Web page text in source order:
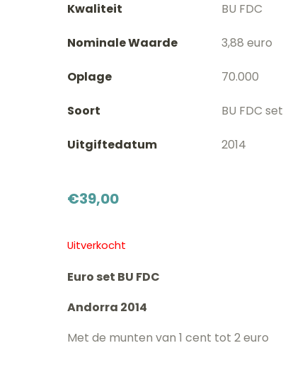
Kwaliteit BU FDC
Nominale Waarde 3,88 euro
Oplage 70.000
Soort BU FDC set
Uitgiftedatum 2014
€39,00
Uitverkocht
Euro set BU FDC
Andorra 2014
Met de munten van 1 cent tot 2 euro